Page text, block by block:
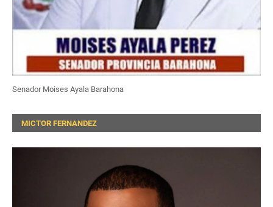
Senador Moises Ayala Barahona
MICTOR FERNANDEZ